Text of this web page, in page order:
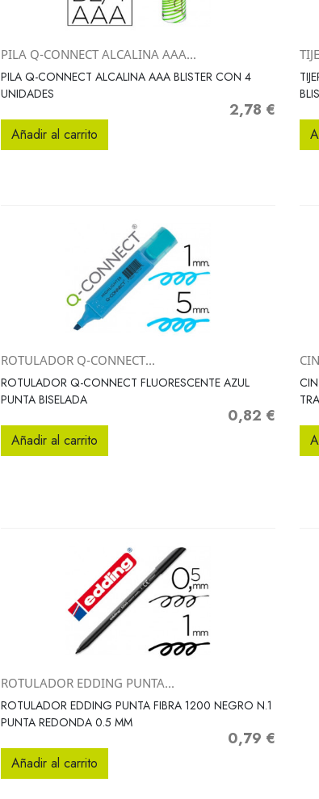
 Vista rápida
PILA Q-CONNECT ALCALINA AAA...
PILA Q-CONNECT ALCALINA AAA BLISTER CON 4
UNIDADES
Precio
2,78 €
Añadir al carrito
 Vista rápida
ROTULADOR Q-CONNECT...
ROTULADOR Q-CONNECT FLUORESCENTE AZUL
PUNTA BISELADA
Precio
0,82 €
Añadir al carrito
 Vista rápida
ROTULADOR EDDING PUNTA...
ROTULADOR EDDING PUNTA FIBRA 1200 NEGRO N.1
PUNTA REDONDA 0.5 MM
Precio
0,79 €
Añadir al carrito